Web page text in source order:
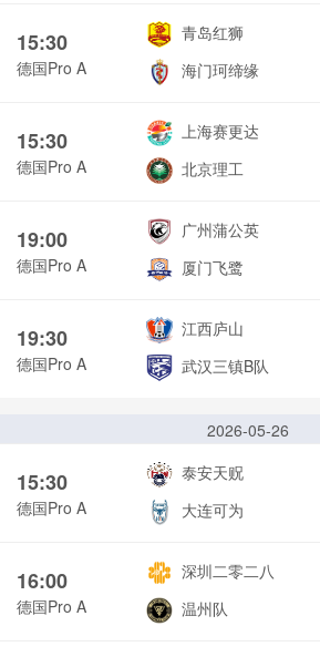
15:30
德国Pro A
青岛红狮
海门珂缔缘
15:30
德国Pro A
上海赛更达
北京理工
19:00
德国Pro A
广州蒲公英
厦门飞鹭
19:30
德国Pro A
江西庐山
武汉三镇B队
2026-05-26
15:30
德国Pro A
泰安天贶
大连可为
16:00
德国Pro A
深圳二零二八
温州队